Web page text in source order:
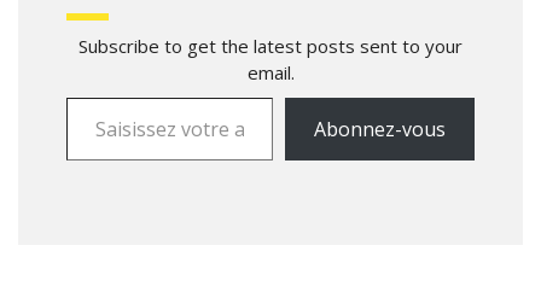
Subscribe to get the latest posts sent to your
email.
Abonnez-vous